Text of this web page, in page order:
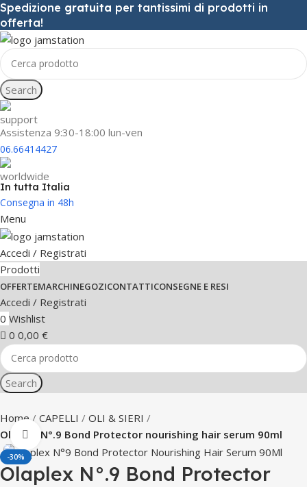
Spedizione gratuita per tantissimi di prodotti in
offerta!
Search
Assistenza 9:30-18:00 lun-ven
06.66414427
In tutta Italia
Consegna in 48h
Menu
Accedi / Registrati
Prodotti
OFFERTEMARCHINEGOZICONTATTICONSEGNE E RESI
Accedi / Registrati
0 Wishlist
0 0,00 €
Search
Home CAPELLI
OLI & SIERI
Olaplex N°.9 Bond Protector nourishing hair serum 90ml
-30%
Click to enlarge
Olaplex N°.9 Bond Protector